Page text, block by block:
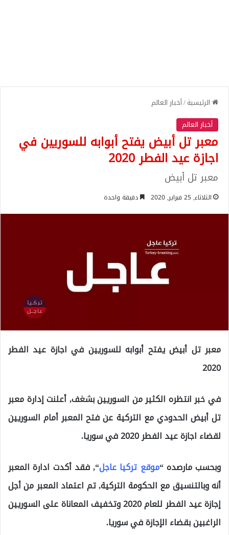
الرئيسية/أخبار العالم
أخبار العالم
معبر تل أبيض يفتح أبوابه للسوريين في
اجازة عيد الفطر 2020
معبر تل أبيض
الثلاثاء, 25 فبراير, 2020 دقيقة واحدة
معبر تل أبيض يفتح أبوابه للسوريين في اجازة عيد الفطر
2020
في خبر انتظره الكثير من السوريين بشغف, أعلنت إدارة معبر
تل أبيض الحدودي مع التركية عن فتح المعبر أمام السوريين
لقضاء اجازة عيد الفطر 2020 في سوريا.
وبحسب مارصده “موقع تركيا عاجل“, فقد أكدت ادارة المعبر
أنه وبالتنسيق مع الحكومة التركية, تم اعتماد المعبر من أجل
إجازة عيد الفطر للعام 2020 وتخفيف المعاناة على السوريين
الراغبين بقضاء الإجازة في سوريا.